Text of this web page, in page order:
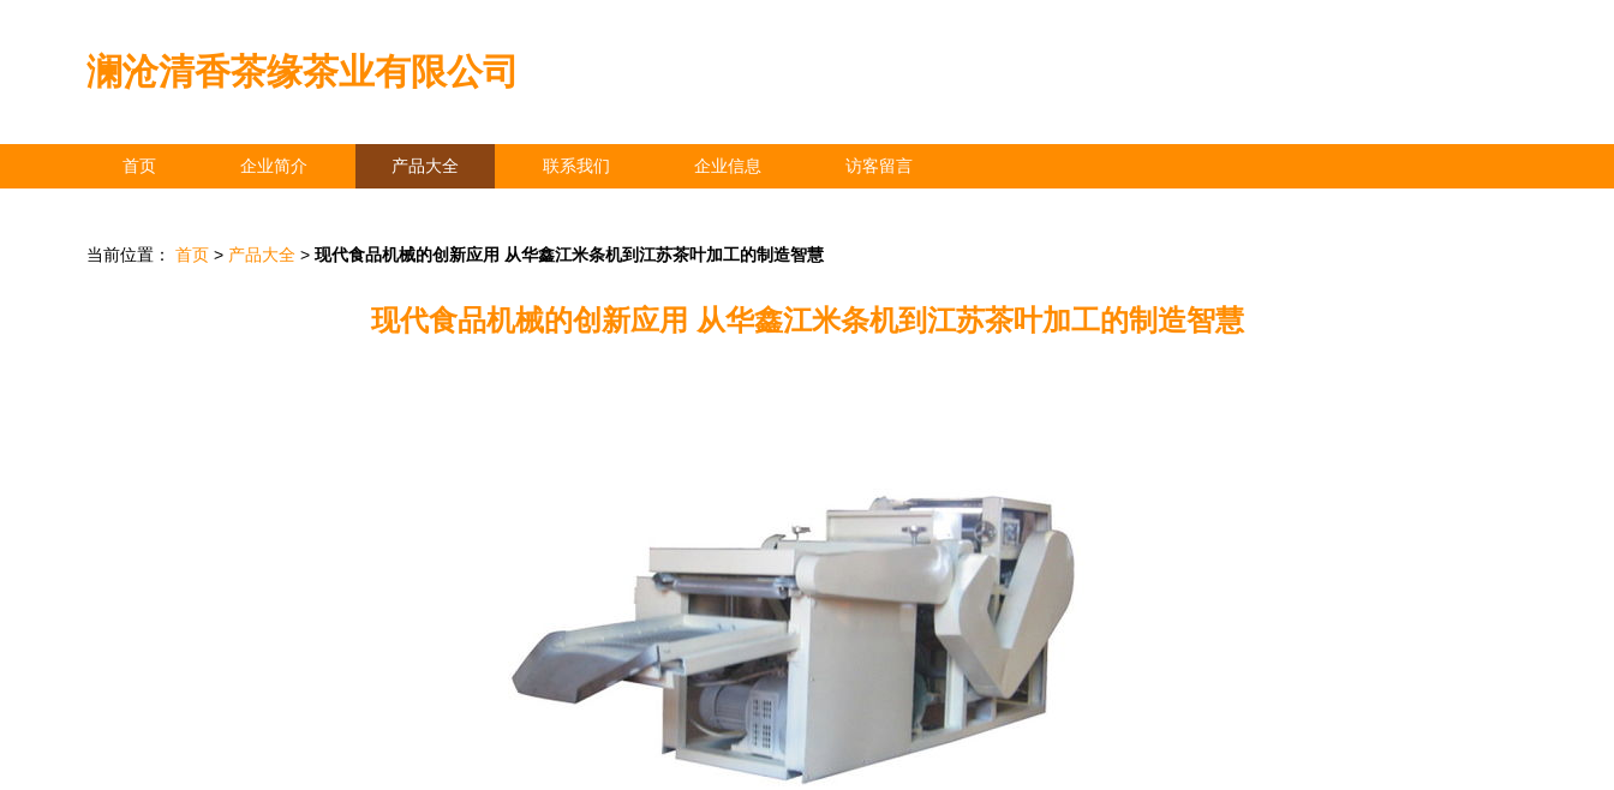
澜沧清香茶缘茶业有限公司
首页 企业简介 产品大全 联系我们 企业信息 访客留言
当前位置： 首页 > 产品大全 > 现代食品机械的创新应用 从华鑫江米条机到江苏茶叶加工的制造智慧
现代食品机械的创新应用 从华鑫江米条机到江苏茶叶加工的制造智慧